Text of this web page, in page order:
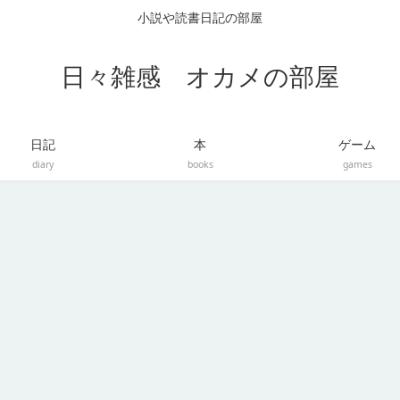
小説や読書日記の部屋
日々雑感 オカメの部屋
日記
diary
本
books
ゲーム
games